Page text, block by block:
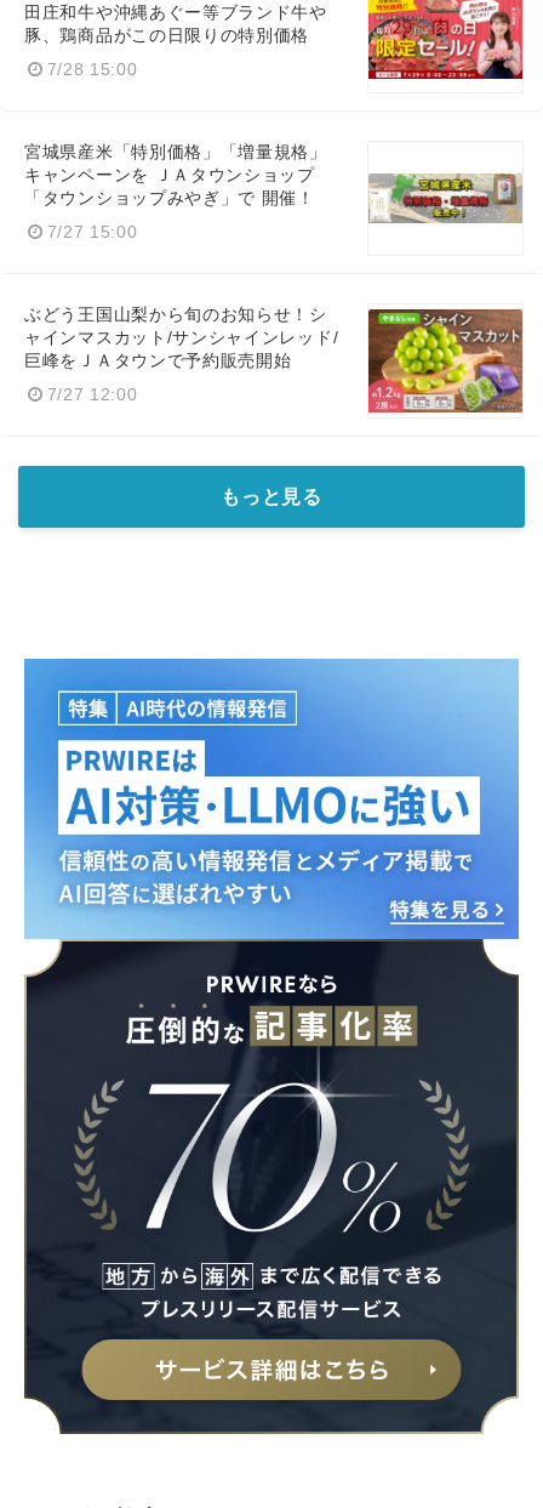
田庄和牛や沖縄あぐー等ブランド牛や
豚、鶏商品がこの日限りの特別価格
7/28 15:00
宮城県産米「特別価格」「増量規格」
キャンペーンを ＪＡタウンショップ
「タウンショップみやぎ」で 開催！
7/27 15:00
ぶどう王国山梨から旬のお知らせ！シ
ャインマスカット/サンシャインレッド/
巨峰をＪＡタウンで予約販売開始
7/27 12:00
もっと見る